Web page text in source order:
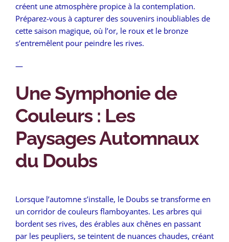
créent une atmosphère propice à la contemplation.
Préparez-vous à capturer des souvenirs inoubliables de
cette saison magique, où l’or, le roux et le bronze
s’entremêlent pour peindre les rives.
—
Une Symphonie de
Couleurs : Les
Paysages Automnaux
du Doubs
Lorsque l’automne s’installe, le Doubs se transforme en
un corridor de couleurs flamboyantes. Les arbres qui
bordent ses rives, des érables aux chênes en passant
par les peupliers, se teintent de nuances chaudes, créant